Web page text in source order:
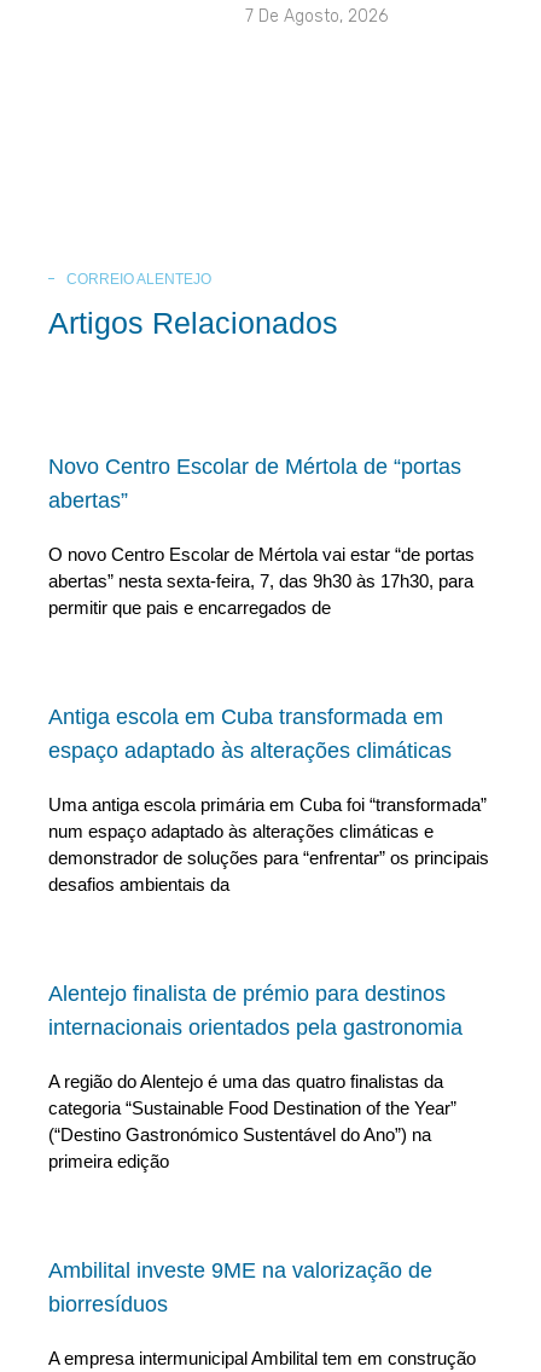
7 De Agosto, 2026
CORREIO ALENTEJO
Artigos Relacionados
Novo Centro Escolar de Mértola de “portas
abertas”
O novo Centro Escolar de Mértola vai estar “de portas
abertas” nesta sexta-feira, 7, das 9h30 às 17h30, para
permitir que pais e encarregados de
Antiga escola em Cuba transformada em
espaço adaptado às alterações climáticas
Uma antiga escola primária em Cuba foi “transformada”
num espaço adaptado às alterações climáticas e
demonstrador de soluções para “enfrentar” os principais
desafios ambientais da
Alentejo finalista de prémio para destinos
internacionais orientados pela gastronomia
A região do Alentejo é uma das quatro finalistas da
categoria “Sustainable Food Destination of the Year”
(“Destino Gastronómico Sustentável do Ano”) na
primeira edição
Ambilital investe 9ME na valorização de
biorresíduos
A empresa intermunicipal Ambilital tem em construção